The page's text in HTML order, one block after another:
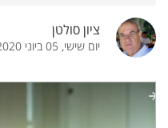
ציון סולטן
יום שישי, 05 ביוני 2020, 05:31